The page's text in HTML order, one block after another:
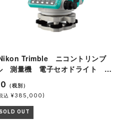
測量機 電子セオドライト ト
ンシット NE-10RCⅡ
（税別）
込 ¥385,000)
SOLD OUT